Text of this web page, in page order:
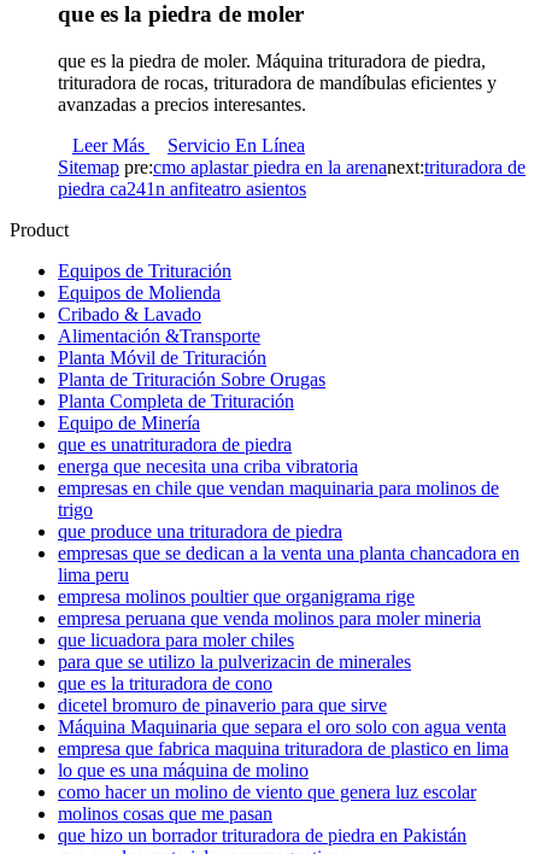
que es la piedra de moler
que es la piedra de moler. Máquina trituradora de piedra,
trituradora de rocas, trituradora de mandíbulas eficientes y
avanzadas a precios interesantes.
Leer Más
Servicio En Línea
Sitemap pre:cmo aplastar piedra en la arenanext:trituradora de
piedra ca241n anfiteatro asientos
Product
Equipos de Trituración
Equipos de Molienda
Cribado & Lavado
Alimentación &Transporte
Planta Móvil de Trituración
Planta de Trituración Sobre Orugas
Planta Completa de Trituración
Equipo de Minería
que es unatrituradora de piedra
energa que necesita una criba vibratoria
empresas en chile que vendan maquinaria para molinos de
trigo
que produce una trituradora de piedra
empresas que se dedican a la venta una planta chancadora en
lima peru
empresa molinos poultier que organigrama rige
empresa peruana que venda molinos para moler mineria
que licuadora para moler chiles
para que se utilizo la pulverizacin de minerales
que es la trituradora de cono
dicetel bromuro de pinaverio para que sirve
Máquina Maquinaria que separa el oro solo con agua venta
empresa que fabrica maquina trituradora de plastico en lima
lo que es una máquina de molino
como hacer un molino de viento que genera luz escolar
molinos cosas que me pasan
que hizo un borrador trituradora de piedra en Pakistán